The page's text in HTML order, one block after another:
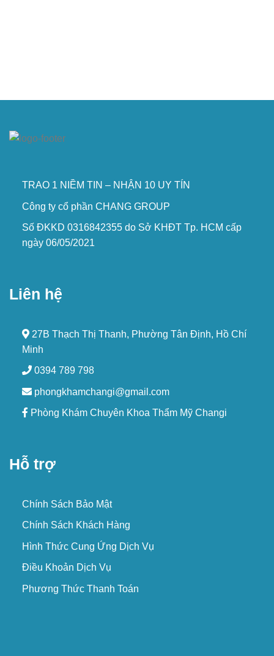
TRAO 1 NIỀM TIN – NHẬN 10 UY TÍN
Công ty cổ phần CHANG GROUP
Số ĐKKD 0316842355 do Sở KHĐT Tp. HCM cấp
ngày 06/05/2021
Liên hệ
27B Thạch Thị Thanh, Phường Tân Định, Hồ Chí
Minh
0394 789 798
phongkhamchangi@gmail.com
Phòng Khám Chuyên Khoa Thẩm Mỹ Changi
Hỗ trợ
Chính Sách Bảo Mật
Chính Sách Khách Hàng
Hình Thức Cung Ứng Dịch Vụ
Điều Khoản Dịch Vụ
Phương Thức Thanh Toán